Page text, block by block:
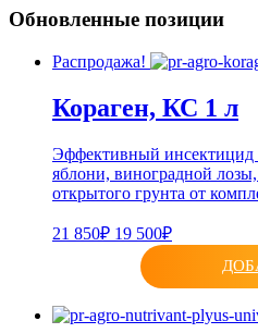
Обновленные позиции
Распродажа!
Кораген, КС 1 л
Эффективный инсектицид
яблони, виноградной
открытого грунта от
21 850₽ 19 500₽